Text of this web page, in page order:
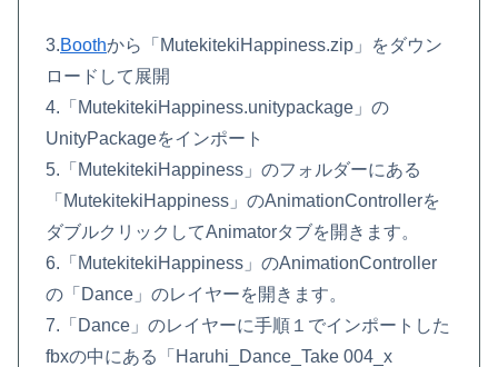
3.Boothから「MutekitekiHappiness.zip」をダウン
ロードして展開
4.「MutekitekiHappiness.unitypackage」の
UnityPackageをインポート
5.「MutekitekiHappiness」のフォルダーにある
「MutekitekiHappiness」のAnimationControllerを
ダブルクリックしてAnimatorタブを開きます。
6.「MutekitekiHappiness」のAnimationController
の「Dance」のレイヤーを開きます。
7.「Dance」のレイヤーに手順１でインポートした
fbxの中にある「Haruhi_Dance_Take 004_x